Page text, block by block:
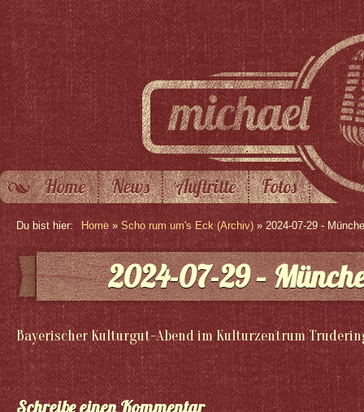
Home News Auftritte Fotos
Du bist hier: Home » Scho rum um's Eck (Archiv) » 2024-07-29 -
2024-07-29 –
Bayerischer Kulturgut-Abend im Kulturzentrum
Schreibe einen Kommentar